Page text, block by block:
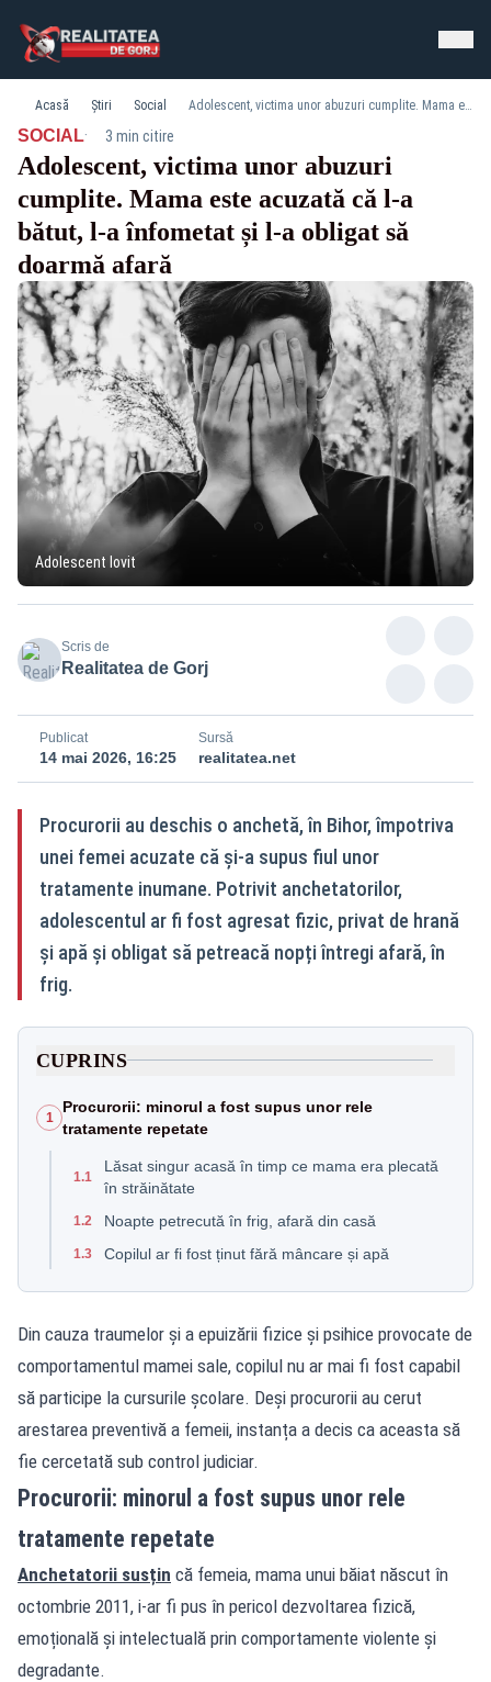
Acasă Știri Social Adolescent, victima unor abuzuri cumplite. Mama este acuzată că l-a bătut, l-a înfometat și l-a obligat să doarmă afară
SOCIAL· 3 min citire
Adolescent, victima unor abuzuri
cumplite. Mama este acuzată că l-a
bătut, l-a înfometat și l-a obligat să
doarmă afară
Adolescent lovit
Scris de
Realitatea de Gorj
Publicat
14 mai 2026, 16:25
Sursă
realitatea.net
Procurorii au deschis o anchetă, în Bihor, împotriva
unei femei acuzate că și-a supus fiul unor
tratamente inumane. Potrivit anchetatorilor,
adolescentul ar fi fost agresat fizic, privat de hrană
și apă și obligat să petreacă nopți întregi afară, în
frig.
CUPRINS
1
Procurorii: minorul a fost supus unor rele
tratamente repetate
1.1
Lăsat singur acasă în timp ce mama era plecată
în străinătate
1.2 Noapte petrecută în frig, afară din casă
1.3 Copilul ar fi fost ținut fără mâncare și apă
Din cauza traumelor și a epuizării fizice și psihice provocate de
comportamentul mamei sale, copilul nu ar mai fi fost capabil
să participe la cursurile școlare. Deși procurorii au cerut
arestarea preventivă a femeii, instanța a decis ca aceasta să
fie cercetată sub control judiciar.
Procurorii: minorul a fost supus unor rele
tratamente repetate
Anchetatorii susțin că femeia, mama unui băiat născut în
octombrie 2011, i-ar fi pus în pericol dezvoltarea fizică,
emoțională și intelectuală prin comportamente violente și
degradante.